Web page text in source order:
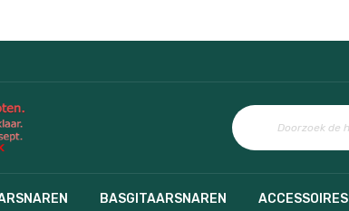
BASGITAARSNAREN ACCESSOIRES